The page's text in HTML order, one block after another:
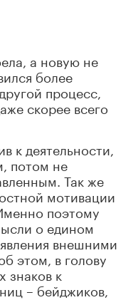
а новую не
более
процесс,
скорее всего
к деятельности,
потом не
Так же
мотивации
поэтому
о едином
внешними
этом, в голову
знаков к
– бейджиков,